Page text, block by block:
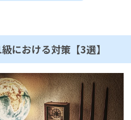
における対策【3選】